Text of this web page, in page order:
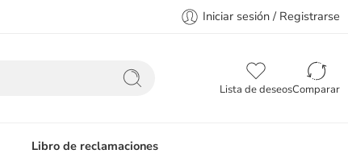
Iniciar sesión / Registrarse
Lista de deseosComparar
Libro de reclamaciones